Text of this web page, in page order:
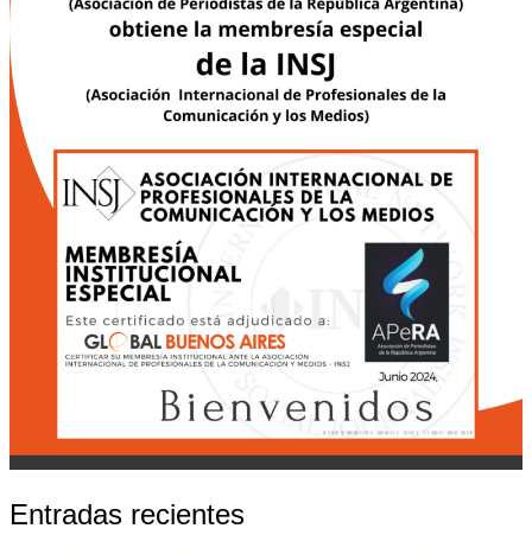
Entradas recientes